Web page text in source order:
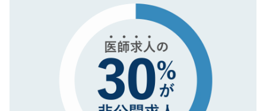
で、機密保持に関してもご安心ください。